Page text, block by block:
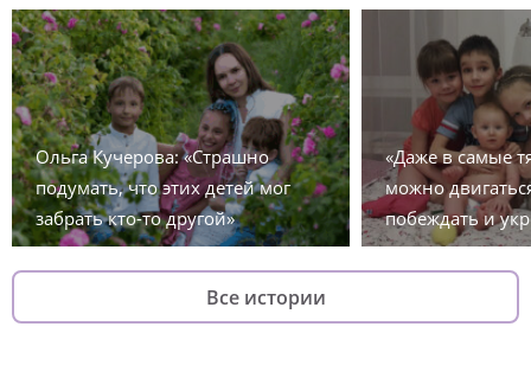
Ольга Кучерова: «Страшно
подумать, что этих детей мог
забрать кто-то другой»
«Даже в самые
можно
побеждать и
Все истории